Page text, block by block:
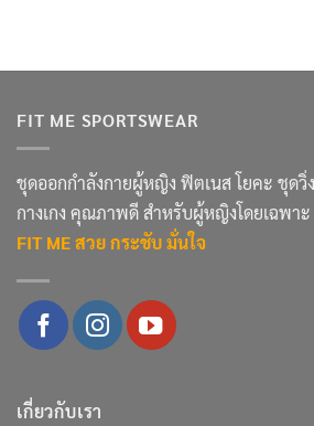
FIT ME SPORTSWEAR
ชุดออกกำลังกายผู้หญิง ฟิตเนส โยคะ ชุดวิ่
กางเกง คุณภาพดี สำหรับผู้หญิงโดยเฉพาะ
FIT ME สวย กระชับ มั่นใจ
เกี่ยวกับเรา